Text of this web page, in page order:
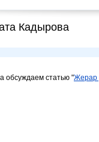
Кадырова
обсуждаем статью "Жерар